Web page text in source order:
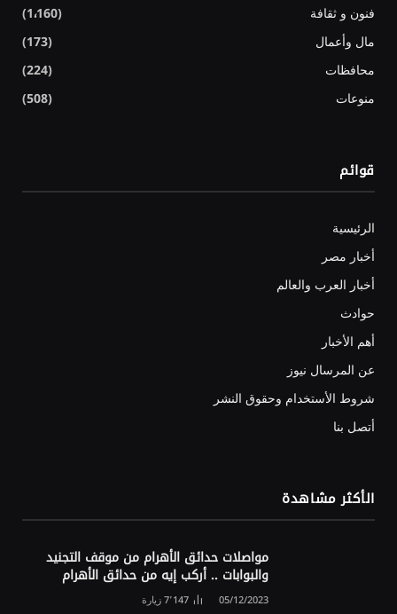
فنون و ثقافة
(1٬160)
مال وأعمال
(173)
محافظات
(224)
منوعات
(508)
قوائم
الرئيسية
أخبار مصر
أخبار العرب والعالم
حوادث
أهم الأخبار
عن المرسال نيوز
شروط الأستخدام وحقوق النشر
أتصل بنا
الأكثر مشاهدة
مواصلات حدائق الأهرام من موقف التجنيد
والبوابات .. أركب إيه من حدائق الأهرام
05/12/2023 7٬147زيارة